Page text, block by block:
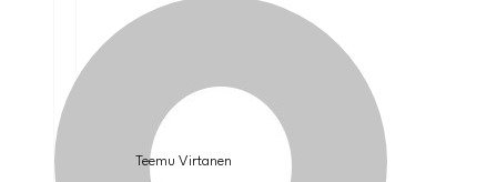
Teemu Virtanen